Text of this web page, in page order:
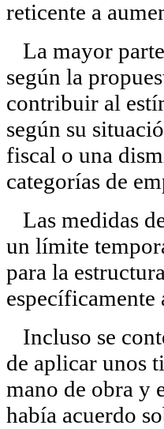
reticente a
La mayor
según la
contribuir al
según su
fiscal o una
categorías de
Las medidas
un límite
para la
Incluso se
de aplicar unos
mano de obra y
había acuerdo